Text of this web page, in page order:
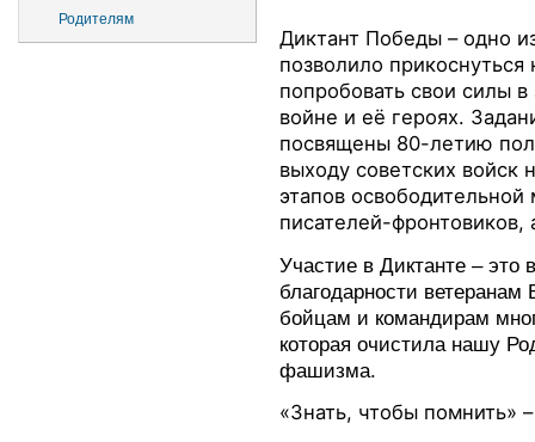
Родителям
Диктант Победы – одно
позволило
попробовать свои силы
войне и её героях.
посвящены 80-летию
выходу советских
этапов
писателей-
Участие в Диктанте –
благодарности
бойцам и командирам
которая очистила нашу
фашизма.
«Знать, чтобы помнить»